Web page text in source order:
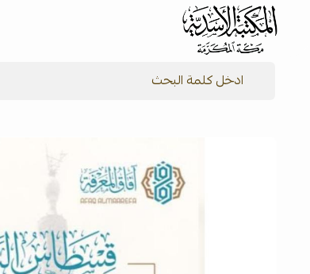
شركة المكتبة الأسدية للنشر والتوزيع